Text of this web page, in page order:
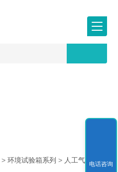
>环境试验箱系列 > 人工气候箱>
电话咨询